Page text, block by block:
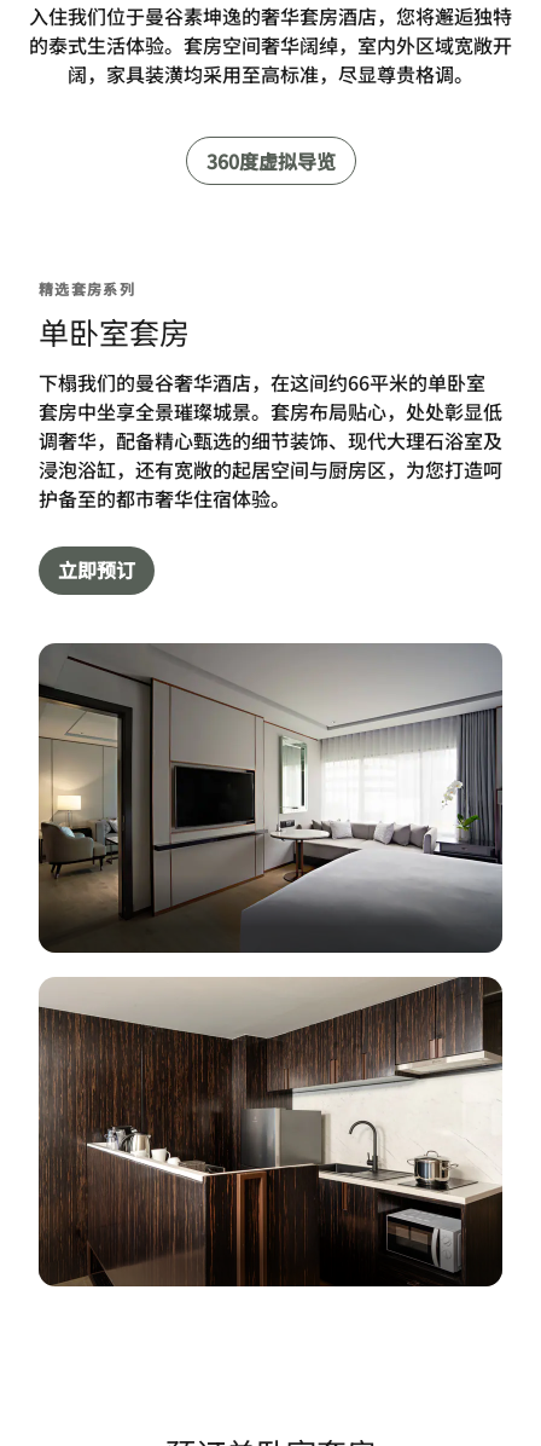
入住我们位于曼谷素坤逸的奢华套房酒店，您将邂逅独特
的泰式生活体验。套房空间奢华阔绰，室内外区域宽敞开
阔，家具装潢均采用至高标准，尽显尊贵格调。
360度虚拟导览
精选套房系列
单卧室套房
下榻我们的曼谷奢华酒店，在这间约66平米的单卧室
套房中坐享全景璀璨城景。套房布局贴心，处处彰显低
调奢华，配备精心甄选的细节装饰、现代大理石浴室及
浸泡浴缸，还有宽敞的起居空间与厨房区，为您打造呵
护备至的都市奢华住宿体验。
立即预订